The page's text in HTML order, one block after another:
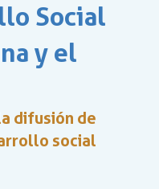
Social
y el
difusión de
social